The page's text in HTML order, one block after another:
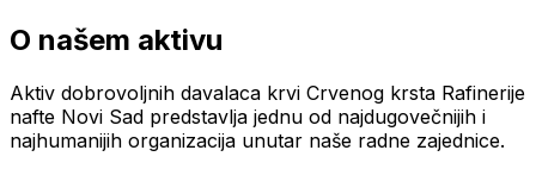
O našem aktivu
Aktiv dobrovoljnih davalaca krvi Crvenog krsta Rafinerije
nafte Novi Sad predstavlja jednu od najdugovečnijih i
najhumanijih organizacija unutar naše radne zajednice.